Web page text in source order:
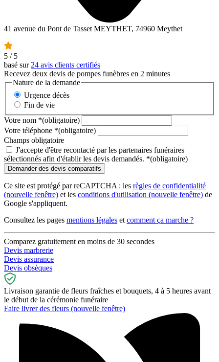
41 avenue du Pont de Tasset MEYTHET, 74960 Meythet
5 / 5
basé sur 24 avis clients certifiés
Recevez deux devis de pompes funèbres en 2 minutes
Nature de la demande
Urgence décès
Fin de vie
Votre nom *(obligatoire)
Votre téléphone *(obligatoire)
Champs obligatoire
J'accepte d'être recontacté par les partenaires funéraires
sélectionnés afin d'établir les devis demandés. *(obligatoire)
Ce site est protégé par reCAPTCHA : les règles de confidentialité
(nouvelle fenêtre) et les conditions d'utilisation (nouvelle fenêtre) de
Google s'appliquent.
Consultez les pages mentions légales et comment ça marche ?
Comparez gratuitement en moins de 30 secondes
Devis marbrerie
Devis assurance
Devis obsèques
Livraison garantie de fleurs fraîches et bouquets, 4 à 5 heures avant
le début de la cérémonie funéraire
Faire livrer des fleurs (nouvelle fenêtre)